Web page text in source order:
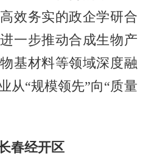
效务实的政企学研合
一步推动合成生物产
基材料等领域深度融
从“规模领先”向“质量
春经开区